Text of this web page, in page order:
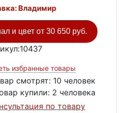
Владимир
и цвет от 30 650 руб.
избранные товары
смотрят: 10 человек
купили: 2 человека
по товару